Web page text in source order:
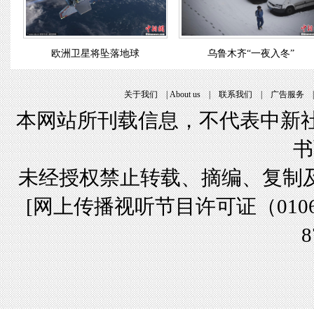
欧洲卫星将坠落地球 乌鲁木齐“一夜入冬”
关于我们|About us|联系我们|广告服务
本网站所刊载信息，不代表中新
未经授权禁止转载、摘编、复制
[网上传播视听节目许可证（